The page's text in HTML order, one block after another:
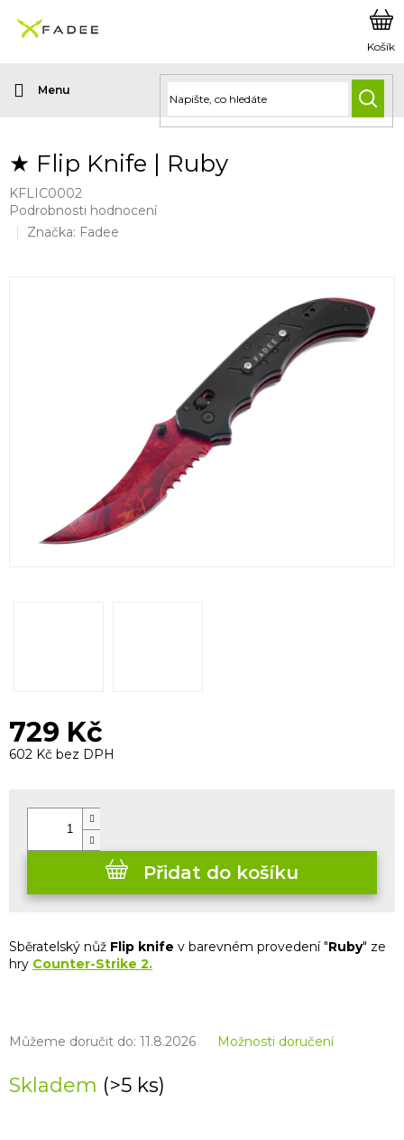
obsah
★ Flip Knife | Ruby
KFLIC0002
Průměrné
hodnocení
Podrobnosti hodnocení
Značka: Fadee
729 Kč
602 Kč bez DPH
Skladem (>5 ks)
Můžeme doručit do: 11.8.2026 Možnosti doručení
Přidat do košíku
Sběratelský nůž Flip knife v barevném provedení "Ruby" ze
hry Counter-Strike 2.